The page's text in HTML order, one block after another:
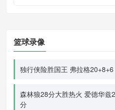
篮球录像
独行侠险胜国王 弗拉格
森林狼28分大胜热火 爱德华兹
分